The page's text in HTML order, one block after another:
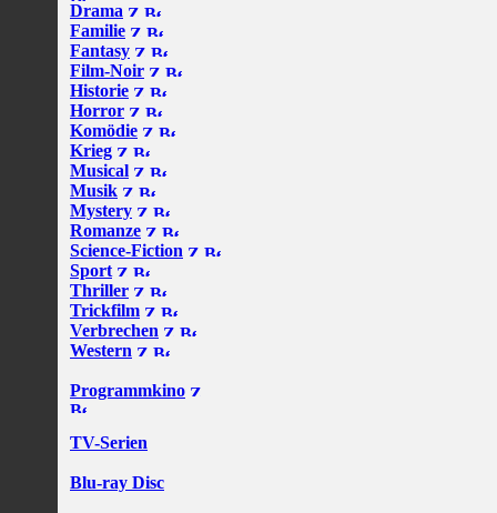
Drama
Familie
Fantasy
Film-Noir
Historie
Horror
Komödie
Krieg
Musical
Musik
Mystery
Romanze
Science-Fiction
Sport
Thriller
Trickfilm
Verbrechen
Western
Programmkino
TV-Serien
Blu-ray Disc